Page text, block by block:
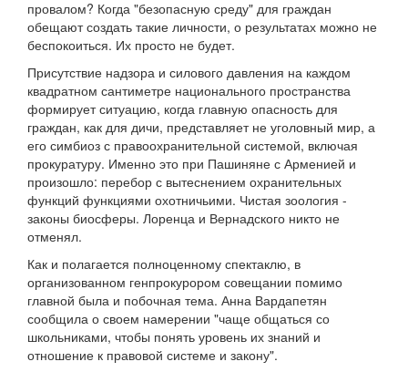
провалом? Когда "безопасную среду" для граждан
обещают создать такие личности, о результатах можно не
беспокоиться. Их просто не будет.
Присутствие надзора и силового давления на каждом
квадратном сантиметре национального пространства
формирует ситуацию, когда главную опасность для
граждан, как для дичи, представляет не уголовный мир, а
его симбиоз с правоохранительной системой, включая
прокуратуру. Именно это при Пашиняне с Арменией и
произошло: перебор с вытеснением охранительных
функций функциями охотничьими. Чистая зоология -
законы биосферы. Лоренца и Вернадского никто не
отменял.
Как и полагается полноценному спектаклю, в
организованном генпрокурором совещании помимо
главной была и побочная тема. Анна Вардапетян
сообщила о своем намерении "чаще общаться со
школьниками, чтобы понять уровень их знаний и
отношение к правовой системе и закону".